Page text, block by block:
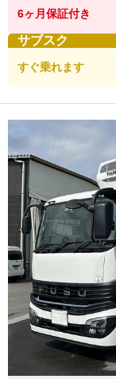
6ヶ月保証付き
サブスク
すぐ乗れます